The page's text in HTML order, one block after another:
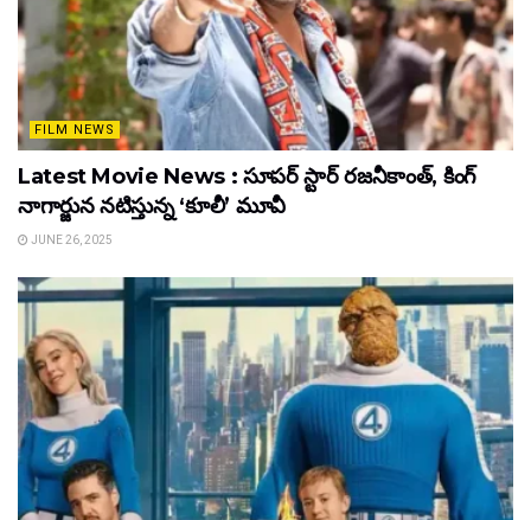
FILM NEWS
Latest Movie News : సూపర్ స్టార్ రజనీకాంత్, కింగ్
నాగార్జున నటిస్తున్న ‘కూలీ’ మూవీ
JUNE 26, 2025